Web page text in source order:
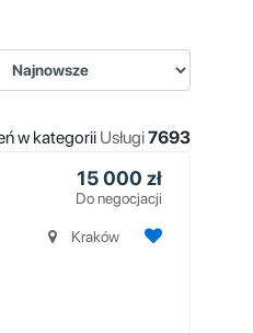
w kategorii Usługi7693
15 000 zł
Do negocjacji
Kraków